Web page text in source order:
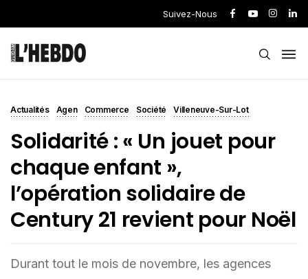
Suivez-Nous
Actualités Agen Commerce Société Villeneuve-Sur-Lot
Solidarité : « Un jouet pour
chaque enfant »,
l’opération solidaire de
Century 21 revient pour Noël
Durant tout le mois de novembre, les agences